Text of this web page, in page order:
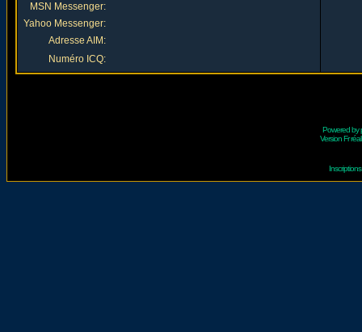
MSN Messenger:
Yahoo Messenger:
Adresse AIM:
Numéro ICQ:
Powered by
Version Fr